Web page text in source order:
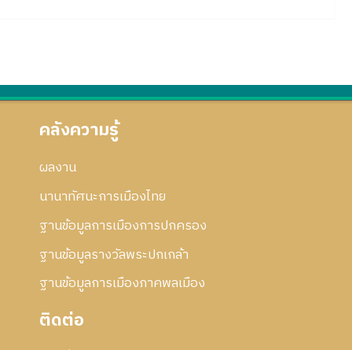
คลังความรู้
ผลงาน
นานาทัศนะการเมืองไทย
ฐานข้อมูลการเมืองการปกครอง
ฐานข้อมูลรางวัลพระปกเกล้า
ฐานข้อมูลการเมืองภาคพลเมือง
ติดต่อ